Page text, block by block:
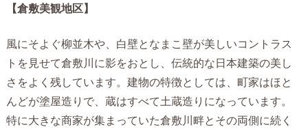
【倉敷美観地区】
風にそよぐ柳並木や、白壁となまこ壁が美しいコントラス
トを見せて倉敷川に影をおとし、伝統的な日本建築の美し
さをよく残しています。建物の特徴としては、町家はほと
んどが塗屋造りで、蔵はすべて土蔵造りになっています。
特に大きな商家が集まっていた倉敷川畔とその両側に続く